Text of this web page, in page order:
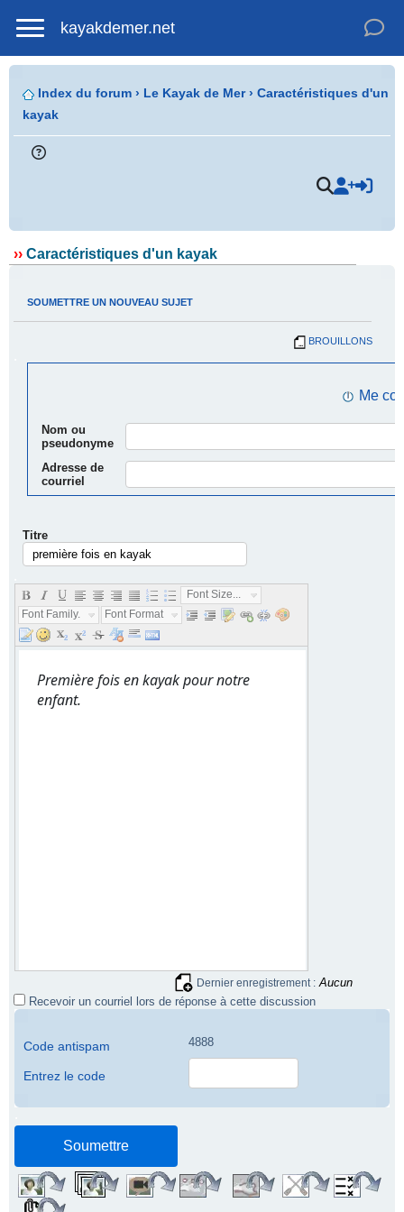
kayakdemer.net
Index du forum › Le Kayak de Mer› Caractéristiques d'un
kayak
›› Caractéristiques d'un kayak
SOUMETTRE UN NOUVEAU SUJET
BROUILLONS
Me
Nom ou
pseudonyme
Adresse de
courriel
Titre
Font Size...
Font Family...
Font Format...
Première fois en kayak pour notre
enfant.
Dernier enregistrement : Aucun
Recevoir un courriel lors de réponse à cette discussion
Code antispam 4888
Entrez le code